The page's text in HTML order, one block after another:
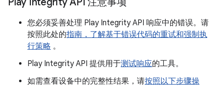
您必须妥善处理 Play Integrity API 响应中的错误。请
按照此处的指南，了解基于错误代码的重试和强制执
行策略 。
Play Integrity API 提供用于测试响应的工具。
如需查看设备中的完整性结果，请按照以下步骤操